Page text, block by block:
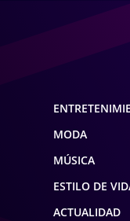
MODA
MÚSICA
ESTILO DE
ACTUALIDAD